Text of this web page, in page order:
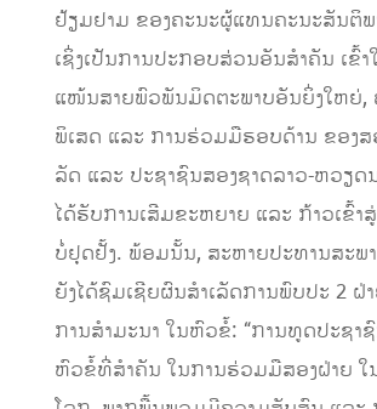
ຢ້ຽມຢາມ ຂອງຄະນະຜູ້ແທນຄະນະສັນຕິ
ເຊິ່ງເປັນການປະກອບສ່ວນອັນສຳຄັນ ເຂົ້
ແໜ້ນສາຍພົວພັນມິດຕະພາບອັນຍິ່ງໃຫຍ່,
ພິເສດ ແລະ ການຮ່ວມມືຮອບດ້ານ ຂອງສ
ລັດ ແລະ ປະຊາຊົນສອງຊາດລາວ-ຫວຽ
ໄດ້ຮັບການເສີມຂະຫຍາຍ ແລະ ກ້າວເຂົ້າ
ບໍ່ຢຸດຢັ້ງ. ພ້ອມນັ້ນ, ສະຫາຍປະທານສະພ
ຍັງໄດ້ຊົມເຊີຍຜົນສຳເລັດການພົບປະ 2 ຝ່
ການສຳມະນາ ໃນຫົວຂໍ້: “ການທູດປະຊາຊົ
ຫົວຂໍ້ທີ່ສຳຄັນ ໃນການຮ່ວມມືສອງຝ່າຍ ໃ